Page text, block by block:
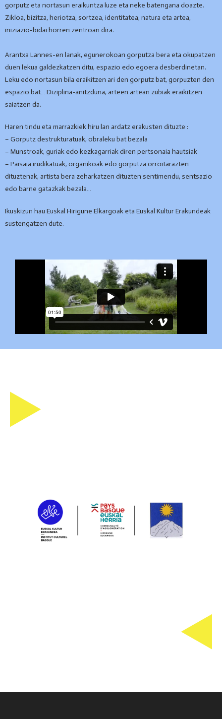
gorputz eta nortasun eraikuntza luze eta neke batengana doazte.
Zikloa, bizitza, heriotza, sortzea, identitatea, natura eta artea,
iniziazio-bidai horren zentroan dira.
Arantxa Lannes-en lanak, egunerokoan gorputza bera eta okupatzen
duen lekua galdezkatzen ditu, espazio edo egoera desberdinetan.
Leku edo nortasun bila eraikitzen ari den gorputz bat, gorpuzten den
espazio bat… Diziplina-anitzduna, arteen artean zubiak eraikitzen
saiatzen da.
Haren tindu eta marrazkiek hiru lan ardatz erakusten dituzte :
– Gorputz destrukturatuak, obraleku bat bezala
– Munstroak, guriak edo kezkagarriak diren pertsonaia hautsiak
– Paisaia irudikatuak, organikoak edo gorputza orroitarazten
dituztenak, artista bera zeharkatzen dituzten sentimendu, sentsazio
edo barne gatazkak bezala…
Ikuskizun hau Euskal Hirigune Elkargoak eta Euskal Kultur Erakundeak
sustengatzen dute.